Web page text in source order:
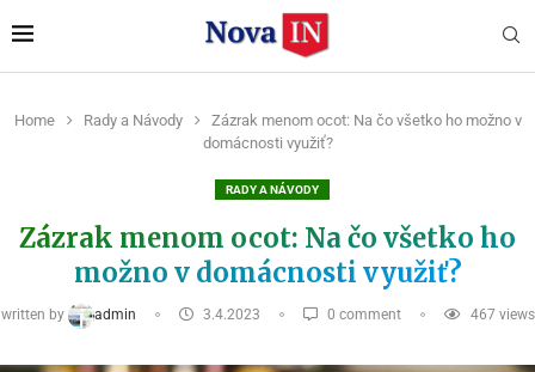
Home Rady a Návody
Zázrak menom ocot: Na čo všetko ho možno v
domácnosti využiť?
RADY A NÁVODY
Zázrak menom ocot: Na čo všetko ho
možno v domácnosti využiť?
written by admin 3.4.2023 0 comment 467 views